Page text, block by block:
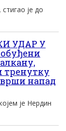
је до
УДАР У
тренутку
напад
је Нердин